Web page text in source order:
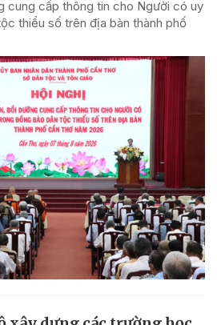
cung cấp thông tin cho Người có uy
thiểu số trên địa bàn thành phố